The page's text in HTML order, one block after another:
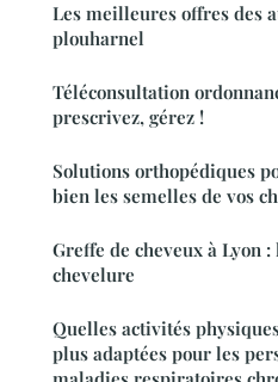
Les meilleures offres des
plouharnel
Téléconsultation
prescrivez, gérez !
Solutions orthopédiques
bien les semelles de vos
Greffe de cheveux à Lyon
chevelure
Quelles activités
plus adaptées pour les